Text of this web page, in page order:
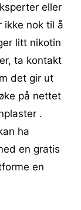
eller
ikke nok til å
litt nikotin
ta kontakt
det gir ut
på nettet
.
ha
en gratis
en